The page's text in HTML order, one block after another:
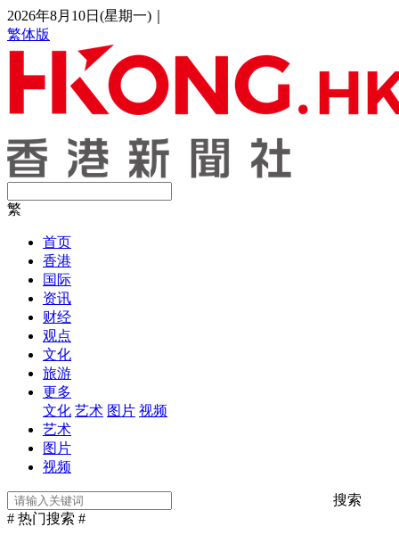
2026年8月10日(星期一)
繁体版
繁
首页
香港
国际
资讯
财经
观点
文化
旅游
更多
文化 艺术 图片 视频
艺术
图片
视频
搜索
# 热门搜索 #